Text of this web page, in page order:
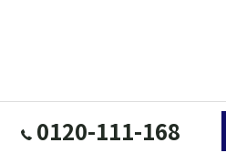
0120-111-168